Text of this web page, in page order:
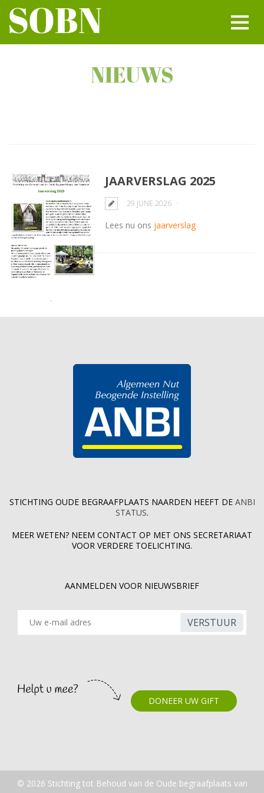
NIEUWS
JAARVERSLAG 2025
29 JUNE 2026
Lees nu ons jaarverslag
STICHTING OUDE BEGRAAFPLAATS NAARDEN HEEFT DE ANBI
STATUS.
MEER WETEN? NEEM CONTACT OP MET ONS SECRETARIAAT
VOOR VERDERE TOELICHTING.
AANMELDEN VOOR NIEUWSBRIEF
VERSTUUR
DONEER UW GIFT
© 2026 Stichting tot Behoud van de Oude begraafplaats van